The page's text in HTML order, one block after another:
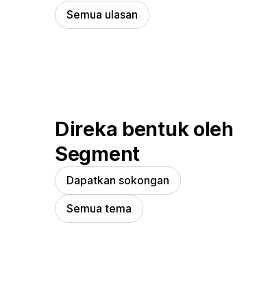
Semua ulasan
Direka bentuk oleh
Segment
Dapatkan sokongan
Semua tema